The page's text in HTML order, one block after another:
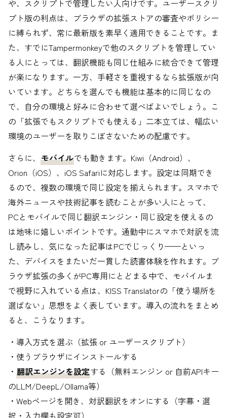
や、スクリプトで管理したい人向けです。ユーザースクリ
プト版の利点は、ブラウザの拡張ストアの審査やポリシー
に縛られず、常に最新版を素早く適用できることです。ま
た、すでにTampermonkeyで他のスクリプトを管理してい
る人にとっては、翻訳機能も同じ仕組みに統合できて管理
が楽になります。一方、手軽さを重視するなら拡張版が向
いています。どちらを選んでも機能は基本的に同じなの
で、自分の環境と好みに合わせて選べばよいでしょう。こ
の「拡張でもスクリプトでも使える」二本立ては、幅広い
環境のユーザーを取りこぼさないための配慮です。
さらに、 モバイルでも動きます。Kiwi（Android）、
Orion（iOS）、iOS Safariに対応します。設定は同期でき
るので、複数の環境で同じ設定を揃えられます。スマホで
海外ニュースや技術記事を読むことが多い人にとって、
PCとモバイルで同じ翻訳エンジン・同じ設定を使えるの
は地味に嬉しいポイントです。通勤中にスマホで対訳を流
し読みし、気になった記事はPCでじっくり——といっ
た、デバイスをまたいだ一貫した読書体験を作れます。ブ
ラウザ拡張の多くがPC専用にとどまる中で、モバイルま
で視野に入れている点は、KISS Translatorの「使う場所を
選ばない」思想をよく表しています。導入の流れをまとめ
ると、こうなります。
・導入方式を選ぶ（拡張 or ユーザースクリプト）
・使うブラウザにインストールする
・ 翻訳エンジンを設定する（無料エンジン or 自前APIキー
のLLM/DeepL/Ollama等）
・Webページを開き、対訳翻訳をオンにする（字幕・選
択・入力欄も設定可）